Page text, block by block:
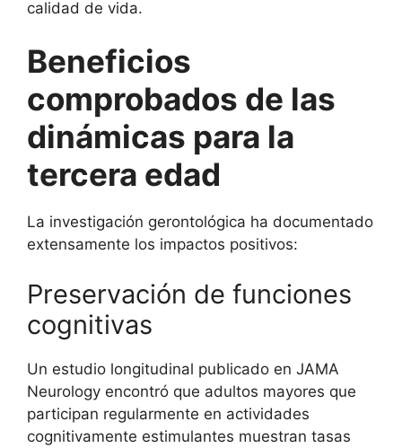
calidad de vida.
Beneficios
comprobados de las
dinámicas para la
tercera edad
La investigación gerontológica ha documentado
extensamente los impactos positivos:
Preservación de funciones
cognitivas
Un estudio longitudinal publicado en JAMA
Neurology encontró que adultos mayores que
participan regularmente en actividades
cognitivamente estimulantes muestran tasas